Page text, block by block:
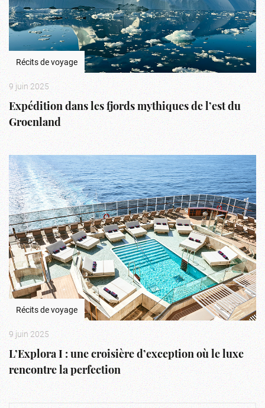
Récits de voyage
9 juin 2025
Expédition dans les fjords mythiques de l’est du
Groenland
Récits de voyage
9 juin 2025
L’Explora I : une croisière d’exception où le luxe
rencontre la perfection